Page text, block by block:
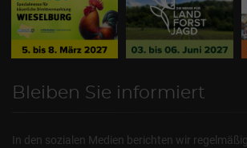
Bleiben Sie informiert
In den sozialen Medien berichten wir